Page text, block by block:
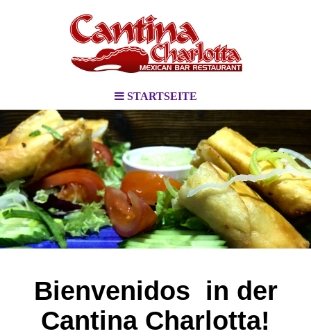
STARTSEITE
.
.
Bienvenidos in der
Cantina Charlotta!